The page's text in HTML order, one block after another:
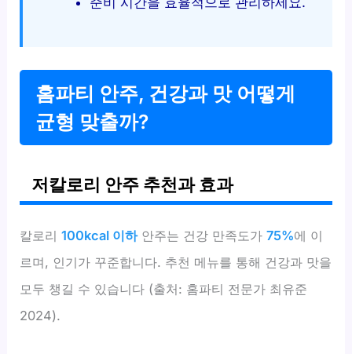
홈파티 안주, 건강과 맛 어떻게
균형 맞출까?
저칼로리 안주 추천과 효과
칼로리100kcal 이하안주는 건강 만족도가75%에 이
르며, 인기가 꾸준합니다. 추천 메뉴를 통해 건강과 맛을
모두 챙길 수 있습니다 (출처: 홈파티 전문가 최유준
2024).